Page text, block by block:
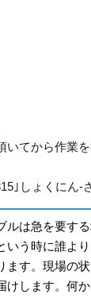
てから作業を
｣しょくにん-
ルは急を要す
いう時に誰よ
ます。現場の
けします。何